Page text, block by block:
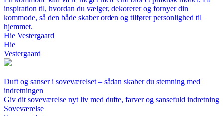
inspiration til, hvordan du vælger, dekorerer og fornyer din
kommode, så den både skaber orden og tilfører personlighed til
hjemmet.
Hie Vestergaard
Hie
Vestergaard
Duft og sanser i soveværelset – sådan skaber du stemning med
indretningen
Giv dit soveværelse nyt liv med dufte, farver og sansefuld indretning
Soveværelse